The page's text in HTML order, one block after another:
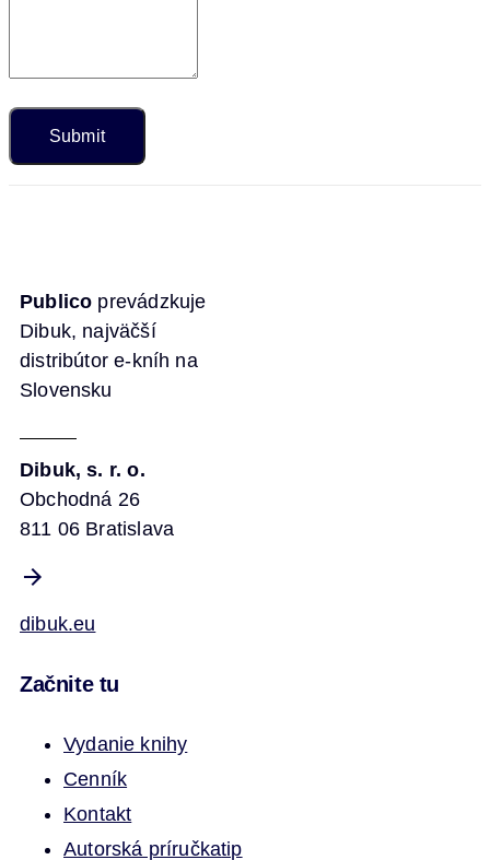
Publico prevádzkuje
Dibuk, najväčší
distribútor e-kníh na
Slovensku
Dibuk, s. r. o.
Obchodná 26
811 06 Bratislava
dibuk.eu
Začnite tu
Vydanie knihy
Cenník
Kontakt
Autorská príručkatip